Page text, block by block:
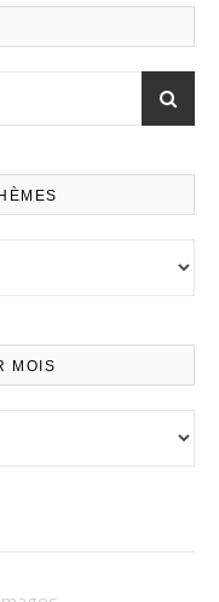
MOIS